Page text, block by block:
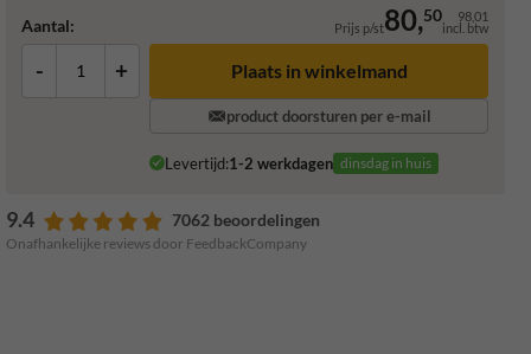
Aantal: Prijs p/st80,50 98,01
incl. btw
- + Plaats in winkelmand
product doorsturen per e-mail
Levertijd:1-2 werkdagen dinsdag in huis
9.4 7062 beoordelingen
Onafhankelijke reviews door FeedbackCompany